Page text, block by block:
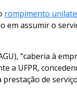
rompimento
em assumir o
“caberia à
a UFPR,
de serviço